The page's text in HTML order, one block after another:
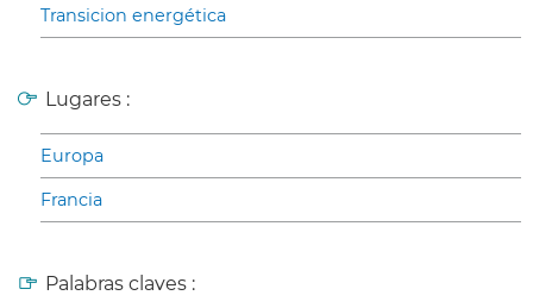
Transicion energética
Lugares :
Europa
Francia
Palabras claves :